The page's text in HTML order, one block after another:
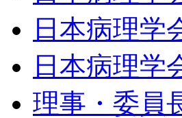
日本病理学
日本病理学
理事・委員